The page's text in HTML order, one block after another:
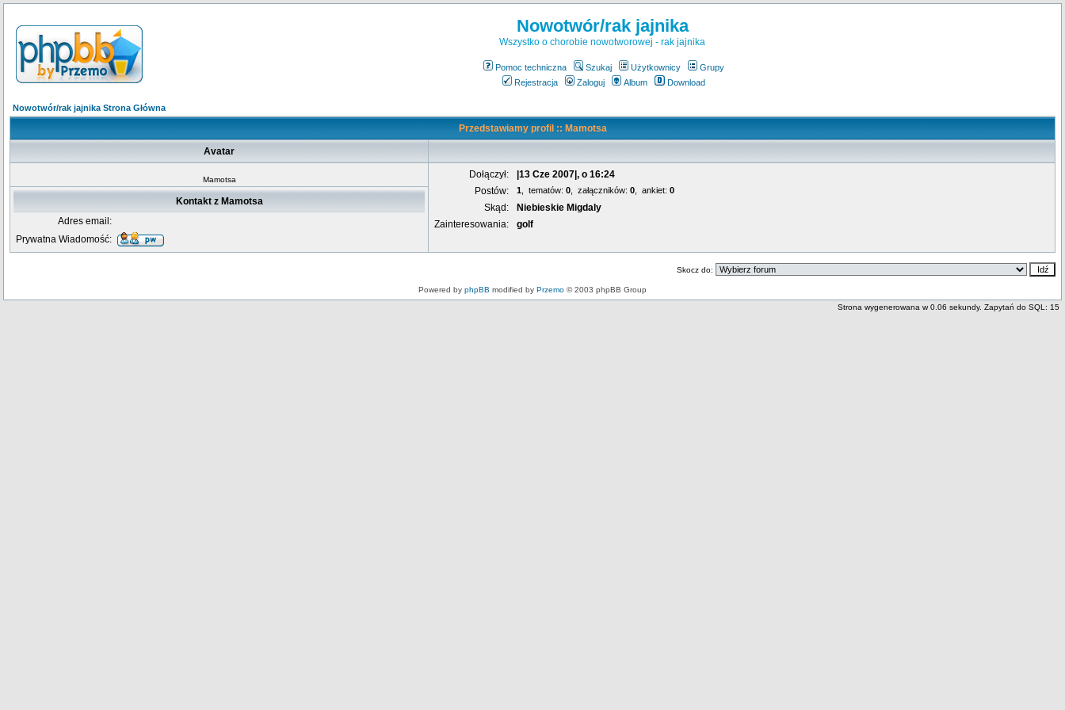
Nowotwór/rak jajnika
Wszystko o chorobie nowotworowej - rak jajnika
Pomoc techniczna Szukaj Użytkownicy
Grupy
Rejestracja
Zaloguj Album Download
Nowotwór/rak jajnika Strona Główna
Przedstawiamy profil :: Mamotsa
Avatar
Mamotsa Dołączył:
|13 Cze 2007|, o 16:24
Postów:
1 , tematów: 0 , załączników: 0 , ankiet: 0
Skąd:
Niebieskie Migdaly
Zainteresowania:
golf
Kontakt z Mamotsa
Adres email:
Prywatna Wiadomość:
Skocz do:
Powered by phpBB modified by Przemo © 2003 phpBB Group
Strona wygenerowana w 0.06 sekundy. Zapytań do SQL: 15